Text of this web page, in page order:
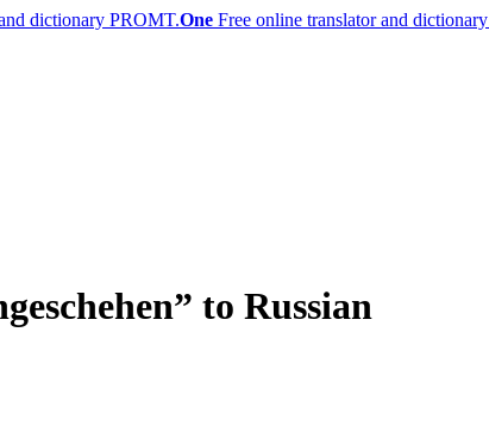
PROMT.One Free online translator and dictionary
to Russian